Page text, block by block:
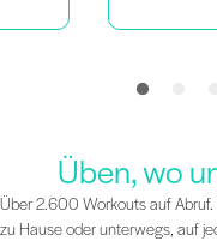
Üben, wo
Über 2.600 Workouts auf Abruf.
zu Hause oder unterwegs, auf